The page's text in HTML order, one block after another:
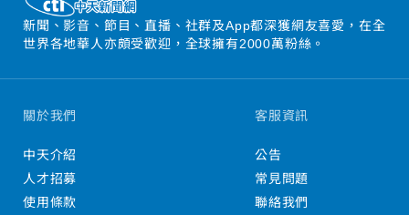
新聞、影音、節目、直播、社群及App都深獲網友喜愛，在全
世界各地華人亦頗受歡迎，全球擁有2000萬粉絲。
關於我們
中天介紹
人才招募
使用條款
客服資訊
公告
常見問題
聯絡我們